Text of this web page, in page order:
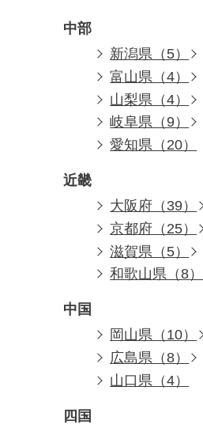
中部
新潟県（5）
富山県（4）
山梨県（4）
岐阜県（9）
愛知県（20）
近畿
大阪府（39）
京都府（25）
滋賀県（5）
和歌山県（8）
中国
岡山県（10）
広島県（8）
山口県（4）
四国